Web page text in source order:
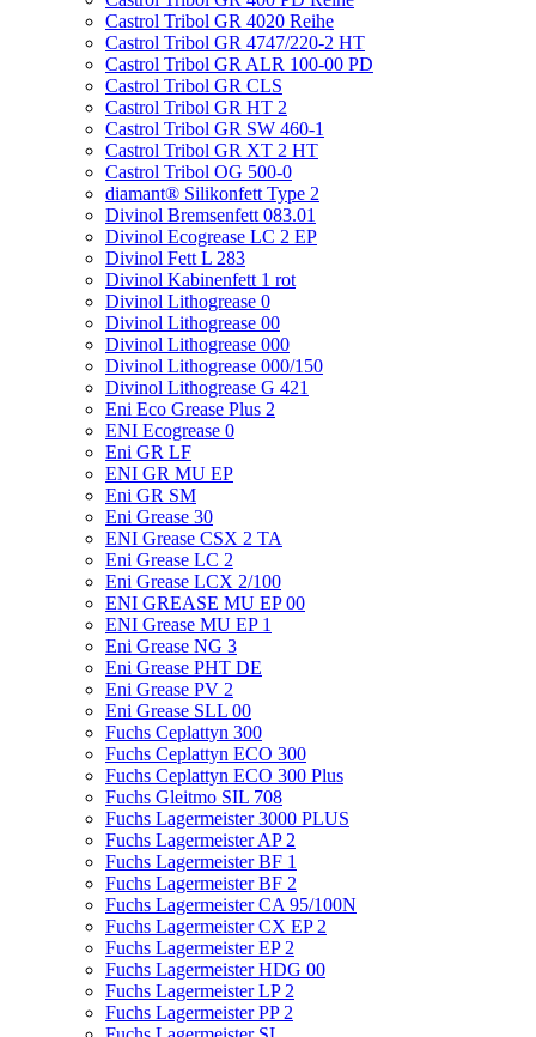
Castrol Tribol GR 4020 Reihe
Castrol Tribol GR 4747/220-2 HT
Castrol Tribol GR ALR 100-00 PD
Castrol Tribol GR CLS
Castrol Tribol GR HT 2
Castrol Tribol GR SW 460-1
Castrol Tribol GR XT 2 HT
Castrol Tribol OG 500-0
diamant® Silikonfett Type 2
Divinol Bremsenfett 083.01
Divinol Ecogrease LC 2 EP
Divinol Fett L 283
Divinol Kabinenfett 1 rot
Divinol Lithogrease 0
Divinol Lithogrease 00
Divinol Lithogrease 000
Divinol Lithogrease 000/150
Divinol Lithogrease G 421
Eni Eco Grease Plus 2
ENI Ecogrease 0
Eni GR LF
ENI GR MU EP
Eni GR SM
Eni Grease 30
ENI Grease CSX 2 TA
Eni Grease LC 2
Eni Grease LCX 2/100
ENI GREASE MU EP 00
ENI Grease MU EP 1
Eni Grease NG 3
Eni Grease PHT DE
Eni Grease PV 2
Eni Grease SLL 00
Fuchs Ceplattyn 300
Fuchs Ceplattyn ECO 300
Fuchs Ceplattyn ECO 300 Plus
Fuchs Gleitmo SIL 708
Fuchs Lagermeister 3000 PLUS
Fuchs Lagermeister AP 2
Fuchs Lagermeister BF 1
Fuchs Lagermeister BF 2
Fuchs Lagermeister CA 95/100N
Fuchs Lagermeister CX EP 2
Fuchs Lagermeister EP 2
Fuchs Lagermeister HDG 00
Fuchs Lagermeister LP 2
Fuchs Lagermeister PP 2